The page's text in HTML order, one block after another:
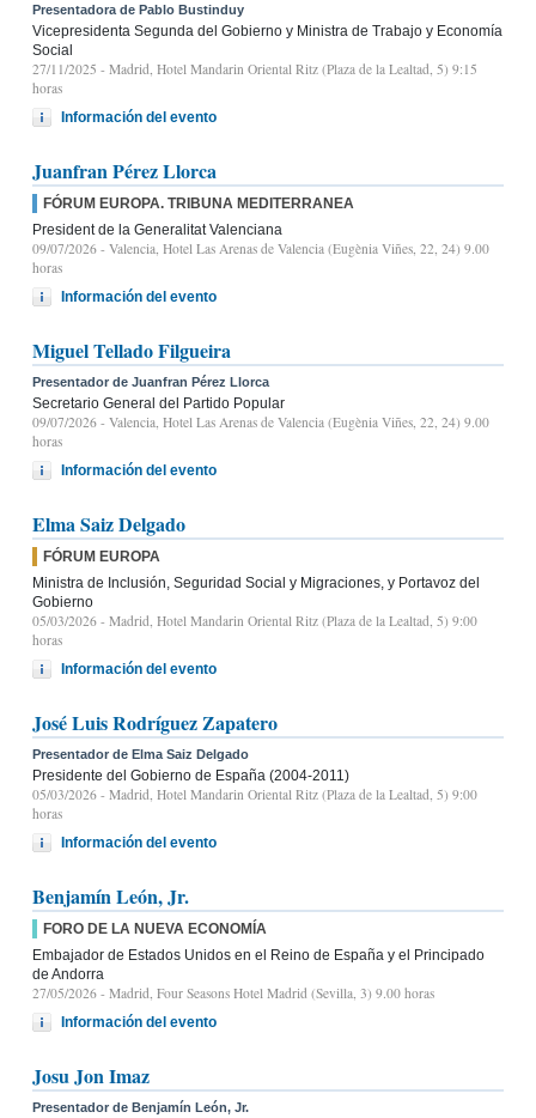
Presentadora de Pablo Bustinduy
Vicepresidenta Segunda del Gobierno y Ministra de Trabajo y Economía
Social
27/11/2025 - Madrid, Hotel Mandarin Oriental Ritz (Plaza de la Lealtad, 5) 9:15
horas
Información del evento
Juanfran Pérez Llorca
FÓRUM EUROPA. TRIBUNA MEDITERRANEA
President de la Generalitat Valenciana
09/07/2026 - Valencia, Hotel Las Arenas de Valencia (Eugènia Viñes, 22, 24) 9.00
horas
Información del evento
Miguel Tellado Filgueira
Presentador de Juanfran Pérez Llorca
Secretario General del Partido Popular
09/07/2026 - Valencia, Hotel Las Arenas de Valencia (Eugènia Viñes, 22, 24) 9.00
horas
Información del evento
Elma Saiz Delgado
FÓRUM EUROPA
Ministra de Inclusión, Seguridad Social y Migraciones, y Portavoz del
Gobierno
05/03/2026 - Madrid, Hotel Mandarin Oriental Ritz (Plaza de la Lealtad, 5) 9:00
horas
Información del evento
José Luis Rodríguez Zapatero
Presentador de Elma Saiz Delgado
Presidente del Gobierno de España (2004-2011)
05/03/2026 - Madrid, Hotel Mandarin Oriental Ritz (Plaza de la Lealtad, 5) 9:00
horas
Información del evento
Benjamín León, Jr.
FORO DE LA NUEVA ECONOMÍA
Embajador de Estados Unidos en el Reino de España y el Principado
de Andorra
27/05/2026 - Madrid, Four Seasons Hotel Madrid (Sevilla, 3) 9.00 horas
Información del evento
Josu Jon Imaz
Presentador de Benjamín León, Jr.